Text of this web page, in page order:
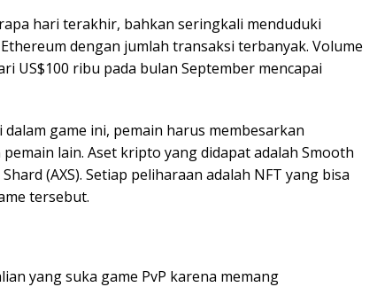
hari terakhir, bahkan seringkali menduduki
dengan jumlah transaksi terbanyak. Volume
US$100 ribu pada bulan September mencapai
game ini, pemain harus membesarkan
lain. Aset kripto yang didapat adalah Smooth
(AXS). Setiap peliharaan adalah NFT yang bisa
tersebut.
yang suka game PvP karena memang